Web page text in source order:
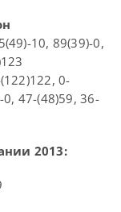
10, 89(39)-0,
0-
47-(48)59, 36-
2013: